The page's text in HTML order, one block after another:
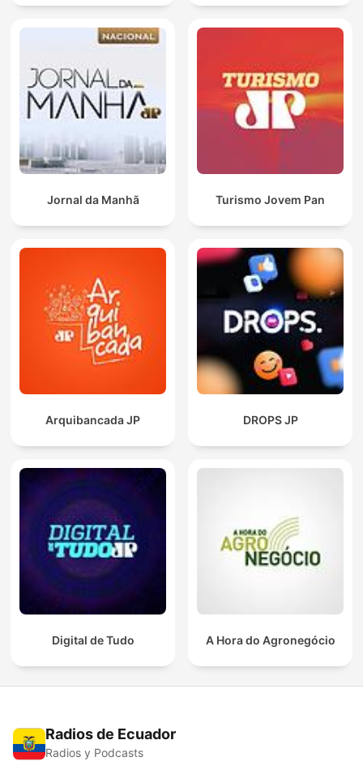
Jornal da Manhã Turismo Jovem Pan
Arquibancada JP DROPS JP
Digital de Tudo A Hora do Agronegócio
Radios de Ecuador
Radios y Podcasts